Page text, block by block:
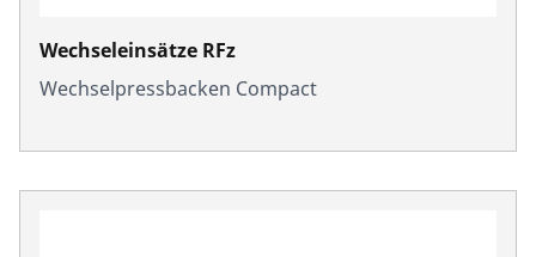
Wechseleinsätze RFz
Wechselpressbacken Compact